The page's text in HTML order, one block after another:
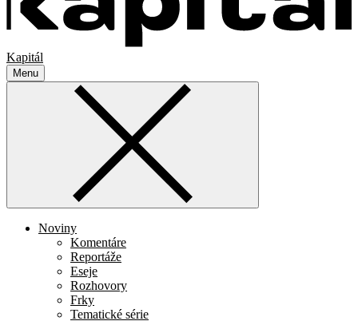
Kapitál
Menu
Noviny
Komentáre
Reportáže
Eseje
Rozhovory
Frky
Tematické série